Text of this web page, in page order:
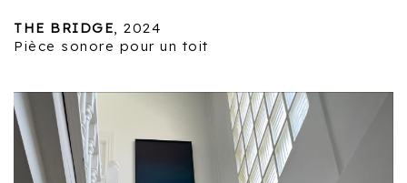
THE BRIDGE, 2024
Pièce sonore pour un toit